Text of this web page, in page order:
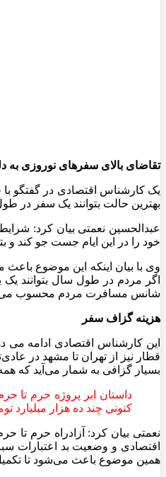
تقاضای بالای سفرهای نوروزی به
یک کارشناس اقتصادی در گفتگو
بهترین حالت بتوانند یک سفر در
عبدالحسین نعمتی بیان کرد:
خود را در این ایام جست جو کند و
وی با بیان اینکه این موضوع
اگر مردم در طول سال بتوانند یک
شانس مسافرت مردم محسوب
هزینه گزاف سفر
این کارشناس اقتصادی ادامه می
قطار نیز از تهران تا مشهد در
بسیار گزافی به شمار می‌آید که
کنونی چند ده هزار میلیارد
نعمتی بیان کرد: آزادراه حرم
همین موضوع باعث می‌شود تا